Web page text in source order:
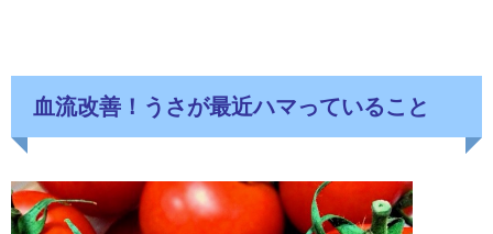
血流改善！うさが最近ハマっていること